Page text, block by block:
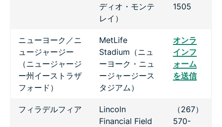
ディオ・モンテ
レイ）
1505
ニューヨーク／ニ
ュージャージー
（ニュージャージ
ー州イーストラザ
フォード）
MetLife
Stadium（ニュ
ーヨーク・ニュ
ージャージース
タジアム）
オンラ
インフ
ォーム
を送信
フィラデルフィア
Lincoln
Financial Field
（267）
570-